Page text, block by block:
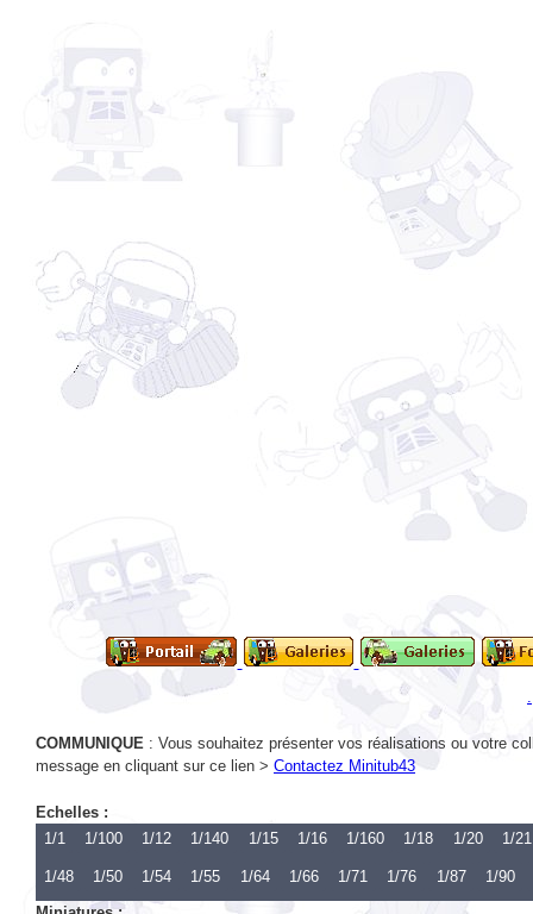
COMMUNIQUE
: Vous souhaitez présenter vos réalisations ou votre
Contactez Minitub43
Echelles :
1/1
1/48 1/50 1/54 1/55 1/64 1/66 1/71 1/76 1/87
1/90
Miniatures :
Alimentation /
Autour du type H / Autres matières / Base /